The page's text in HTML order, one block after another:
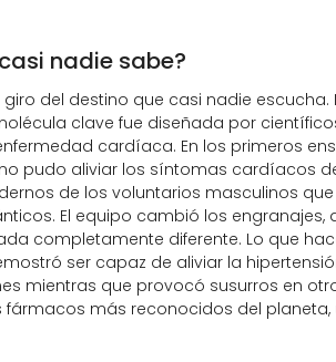
nadie sabe?
del destino que casi nadie escucha.
clave fue diseñada por
cardíaca. En los primeros
pudo aliviar los síntomas cardíacos
de los voluntarios masculinos que
El equipo cambió los engranajes,
completamente diferente. Lo que
ser capaz de aliviar la
mientras que provocó susurros en
más reconocidos del planeta,